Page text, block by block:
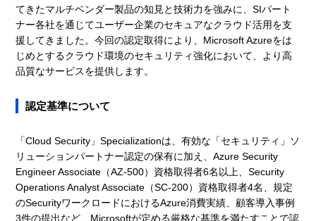
てきたマルチベンダー製品の知見と技術力を強みに、SIパート
ナー各社を通じてユーザー企業のセキュアなクラウド活用を支
援してきました。今回の認定取得により、Microsoft Azureをは
じめとするクラウド環境のセキュリティ強化において、より高
品質なサービスを提供します。
認定基準について
「Cloud Security」Specializationは、有効な「セキュリティ」ソ
リューションパートナー認定の保有に加え、Azure Security
Engineer Associate（AZ-500）資格取得者6名以上、Security
Operations Analyst Associate（SC-200）資格取得者4名、規定
のSecurityワークロードにおけるAzure消費実績、顧客導入事例
3件の提出など、Microsoftが定める厳格な基準を満たすことで認